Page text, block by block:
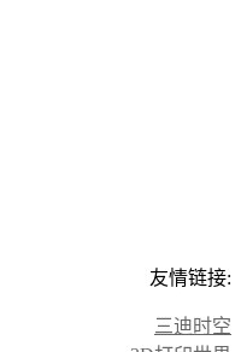
友情链接:
三迪时空